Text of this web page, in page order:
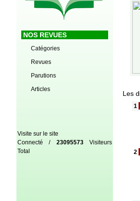
NOS REVUES
Catégories
Revues
Parutions
Articles
Visite sur le site
Connecté / 23095573Visiteurs
Total
Les
1
2